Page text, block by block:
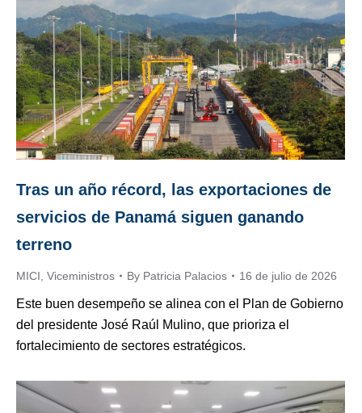
Tras un año récord, las exportaciones de
servicios de Panamá siguen ganando
terreno
MICI Viceministros By Patricia Palacios 16 de julio de 2026
Este buen desempeño se alinea con el Plan de Gobierno
del presidente José Raúl Mulino, que prioriza el
fortalecimiento de sectores estratégicos.